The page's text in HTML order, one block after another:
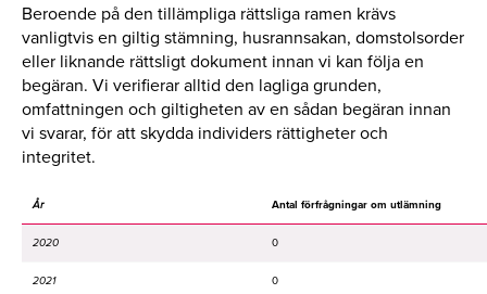
Beroende på den tillämpliga rättsliga ramen krävs
vanligtvis en giltig stämning, husrannsakan, domstolsorder
eller liknande rättsligt dokument innan vi kan följa en
begäran. Vi verifierar alltid den lagliga grunden,
omfattningen och giltigheten av en sådan begäran innan
vi svarar, för att skydda individers rättigheter och
integritet.
År Antal förfrågningar om utlämning
2020 0
2021 0